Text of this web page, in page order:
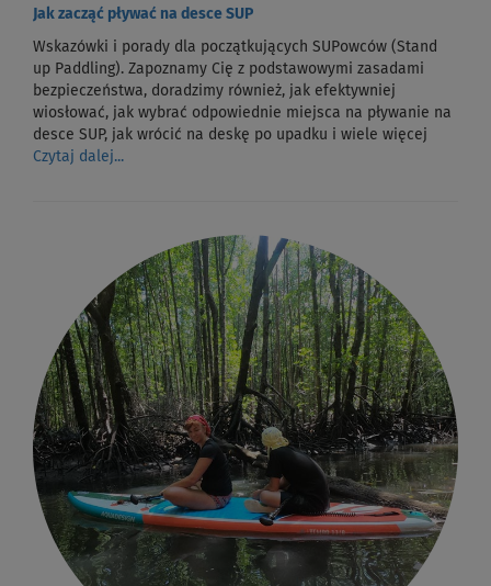
Jak zacząć pływać na desce SUP
Wskazówki i porady dla początkujących SUPowców (Stand
up Paddling). Zapoznamy Cię z podstawowymi zasadami
bezpieczeństwa, doradzimy również, jak efektywniej
wiosłować, jak wybrać odpowiednie miejsca na pływanie na
desce SUP, jak wrócić na deskę po upadku i wiele więcej
Czytaj dalej...